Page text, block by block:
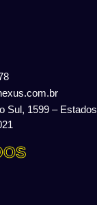
Sul, 1599 –